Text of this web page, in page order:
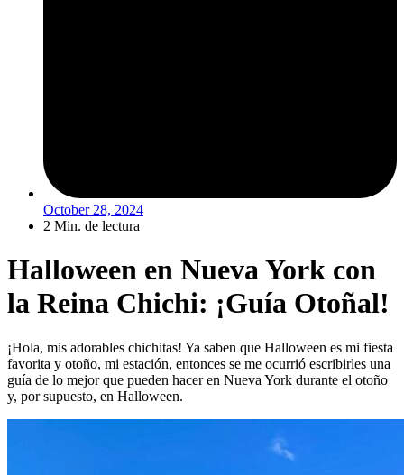
October 28, 2024
2 Min. de lectura
Halloween en Nueva York con
la Reina Chichi: ¡Guía Otoñal!
¡Hola, mis adorables chichitas! Ya saben que Halloween es mi fiesta
favorita y otoño, mi estación, entonces se me ocurrió escribirles una
guía de lo mejor que pueden hacer en Nueva York durante el otoño
y, por supuesto, en Halloween.